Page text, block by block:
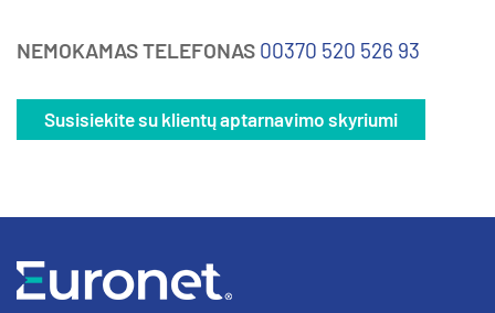
NEMOKAMAS TELEFONAS 00370 520 526 93
Susisiekite su klientų aptarnavimo skyriumi